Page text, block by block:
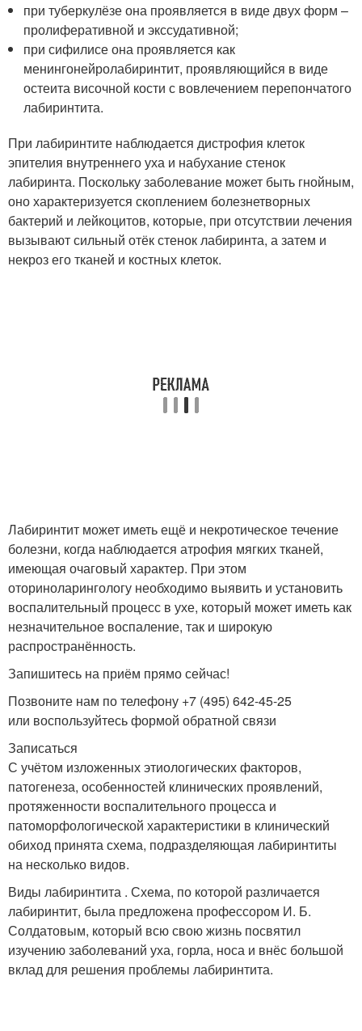
при туберкулёзе она проявляется в виде двух форм –
пролиферативной и экссудативной;
при сифилисе она проявляется как
менингонейролабиринтит, проявляющийся в виде
остеита височной кости с вовлечением перепончатого
лабиринтита.
При лабиринтите наблюдается дистрофия клеток
эпителия внутреннего уха и набухание стенок
лабиринта. Поскольку заболевание может быть гнойным,
оно характеризуется скоплением болезнетворных
бактерий и лейкоцитов, которые, при отсутствии лечения
вызывают сильный отёк стенок лабиринта, а затем и
некроз его тканей и костных клеток.
Лабиринтит может иметь ещё и некротическое течение
болезни, когда наблюдается атрофия мягких тканей,
имеющая очаговый характер. При этом
оториноларингологу необходимо выявить и установить
воспалительный процесс в ухе, который может иметь как
незначительное воспаление, так и широкую
распространённость.
Запишитесь на приём прямо сейчас!
Позвоните нам по телефону +7 (495) 642-45-25
или воспользуйтесь формой обратной связи
Записаться
С учётом изложенных этиологических факторов,
патогенеза, особенностей клинических проявлений,
протяженности воспалительного процесса и
патоморфологической характеристики в клинический
обиход принята схема, подразделяющая лабиринтиты
на несколько видов.
Виды лабиринтита . Схема, по которой различается
лабиринтит, была предложена профессором И. Б.
Солдатовым, который всю свою жизнь посвятил
изучению заболеваний уха, горла, носа и внёс большой
вклад для решения проблемы лабиринтита.